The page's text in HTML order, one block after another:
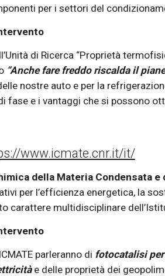
per i settori del
di Ricerca “Proprietà
“Anche fare freddo riscalda il
nostre auto e per la
fase e i vantaggi che si possono
www.icmate.cnr.it/it/
della Materia Condensata e
per l’efficienza energetica, la
carattere multidisciplinare
parleranno di fotocatalisi
e delle proprietà dei